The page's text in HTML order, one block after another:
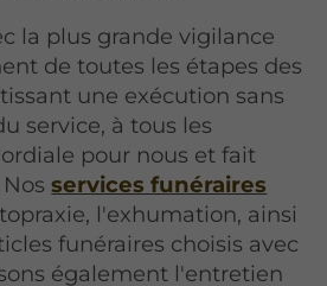
la plus grande vigilance
de toutes les étapes des
une exécution sans
service, à tous les
pour nous et fait
Nosservices funéraires
l'exhumation, ainsi
funéraires choisis avec
également l'entretien